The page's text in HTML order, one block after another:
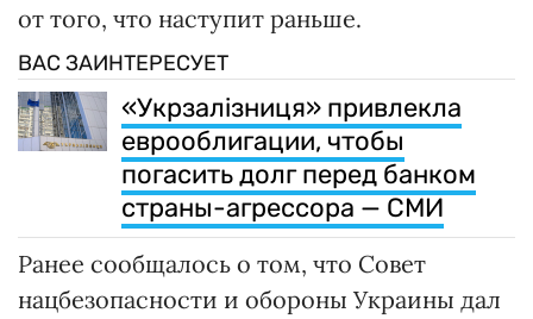
от того, что наступит раньше.
ВАС ЗАИНТЕРЕСУЕТ
«Укрзалізниця» привлекла
еврооблигации, чтобы
погасить долг перед банком
страны-агрессора — СМИ
Ранее сообщалось о том, что Совет
нацбезопасности и обороны Украины дал